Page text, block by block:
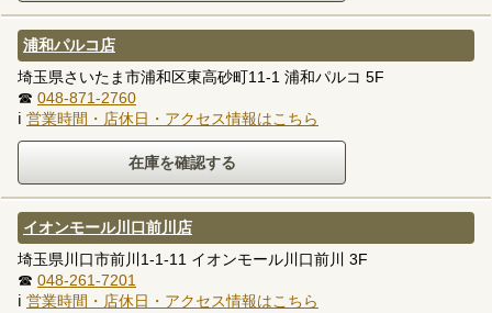
浦和パルコ店
埼玉県さいたま市浦和区東高砂町11-1 浦和パルコ 5F
☎ 048-871-2760
ℹ 営業時間・店休日・アクセス情報はこちら
イオンモール川口前川店
埼玉県川口市前川1-1-11 イオンモール川口前川 3F
☎ 048-261-7201
ℹ 営業時間・店休日・アクセス情報はこちら